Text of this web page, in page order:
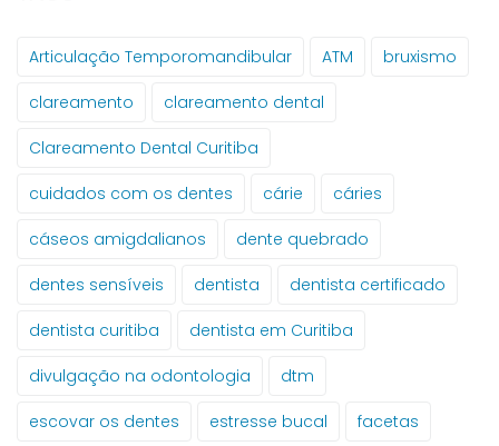
Articulação Temporomandibular ATM bruxismo
clareamento clareamento dental
Clareamento Dental Curitiba
cuidados com os dentes cárie cáries
cáseos amigdalianos dente quebrado
dentes sensíveis dentista dentista certificado
dentista curitiba dentista em Curitiba
divulgação na odontologia dtm
escovar os dentes estresse bucal facetas